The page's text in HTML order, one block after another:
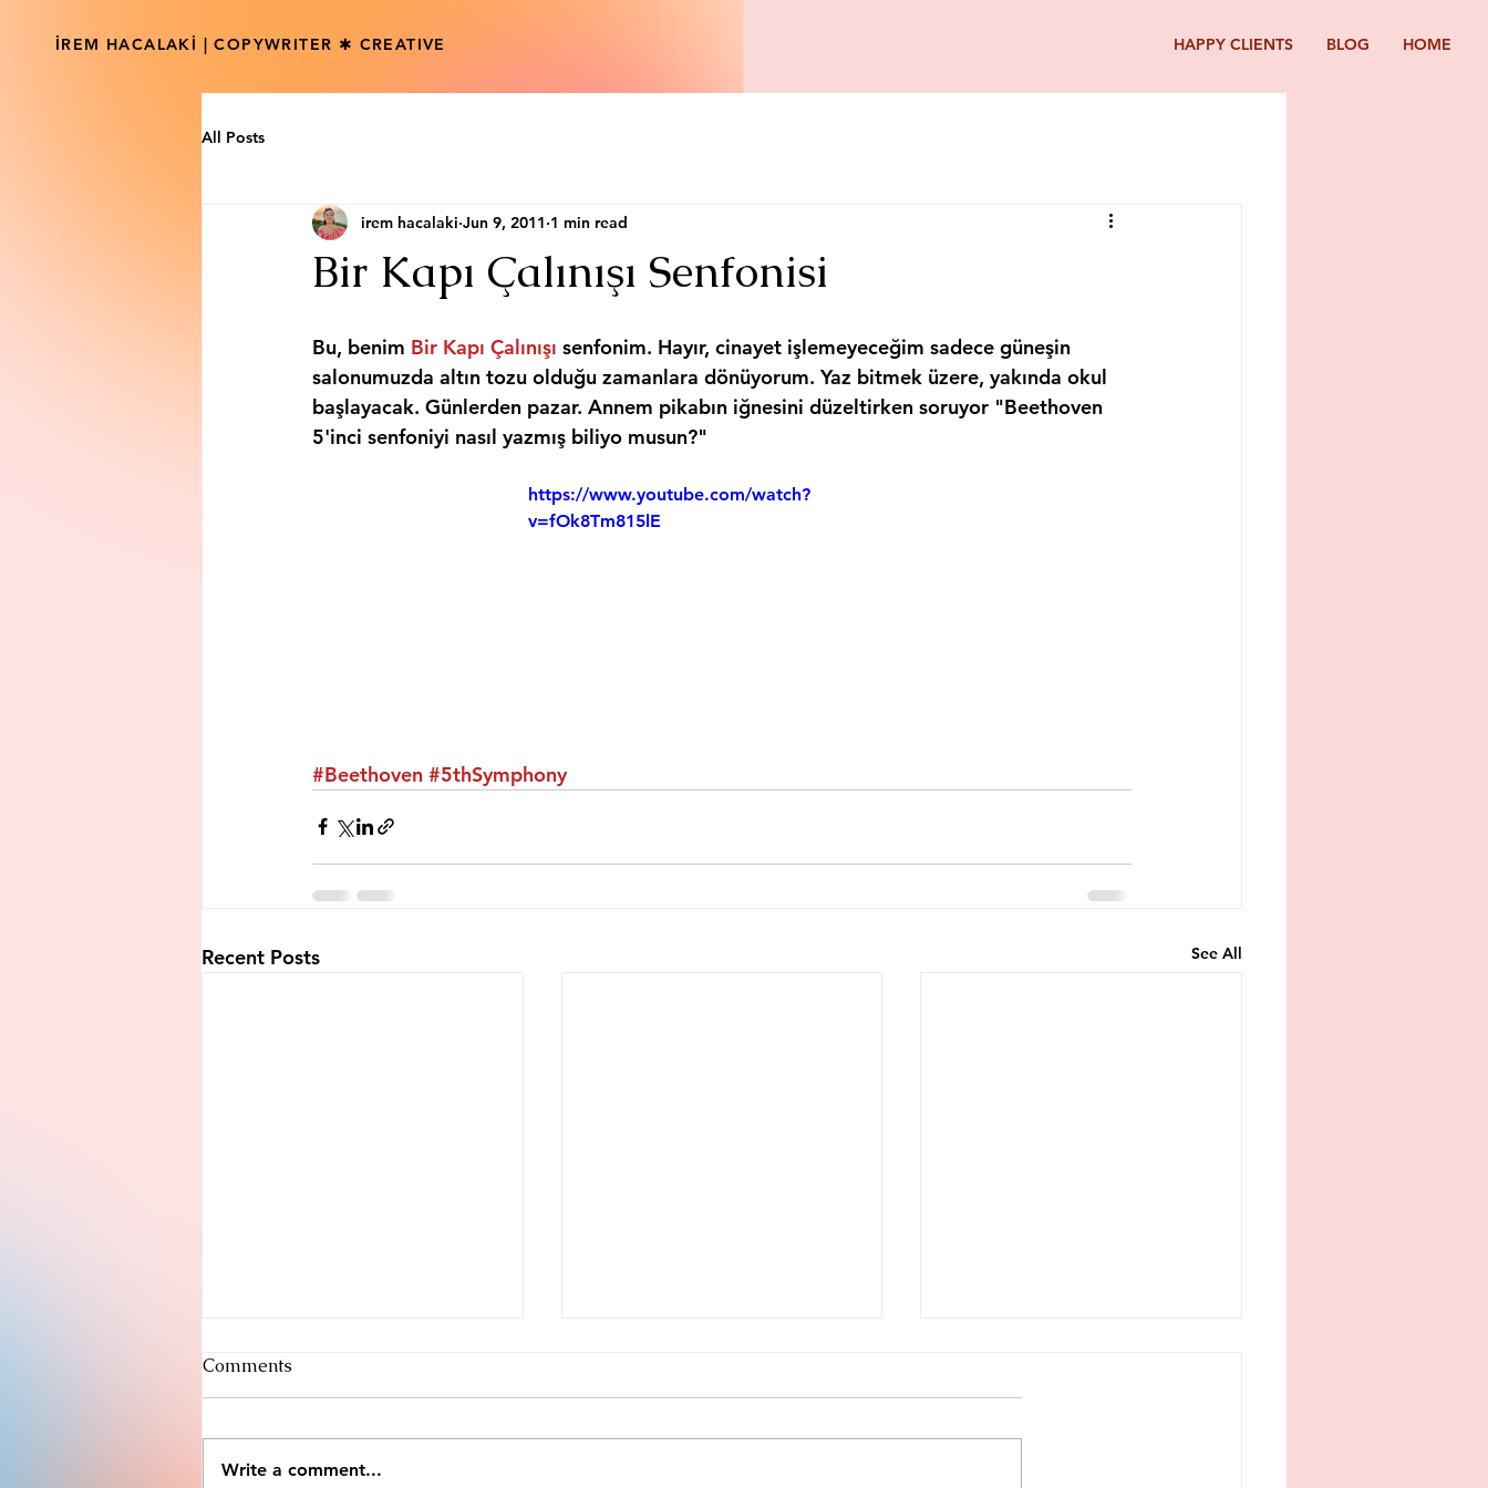
İREM HACALAKİ | COPYWRITER ✱ CREATIVE HAPPY CLIENTS BLOG HOME
All Posts
Bir Kapı Çalınışı Senfonisi
irem hacalaki Jun 9, 2011 1 min read
Bu, benim Bir Kapı Çalınışı senfonim. Hayır, cinayet işlemeyeceğim sadece güneşin
salonumuzda altın tozu olduğu zamanlara dönüyorum. Yaz bitmek üzere, yakında okul
başlayacak. Günlerden pazar. Annem pikabın iğnesini düzeltirken soruyor "Beethoven
5'inci senfoniyi nasıl yazmış biliyo musun?"
https://www.youtube.com/watch?
v=fOk8Tm815lE
#Beethoven #5thSymphony
Recent Posts See All
Comments
Write a comment...